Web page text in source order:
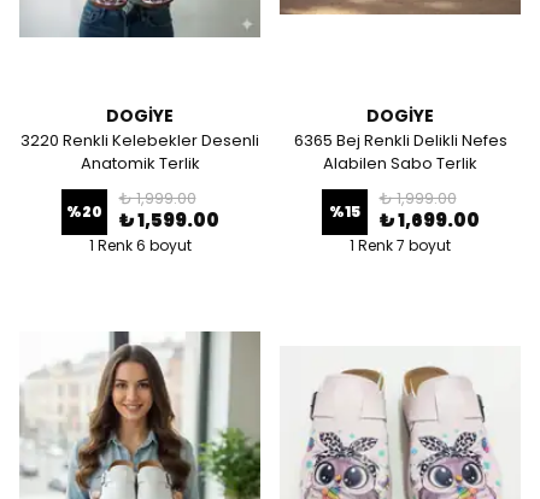
DOGİYE
3220 Renkli Kelebekler Desenli
Anatomik Terlik
%20
₺ 1,999.00
₺ 1,599.00
1 Renk 6 boyut
DOGİYE
6365 Bej Renkli Delikli Nefes
Alabilen Sabo Terlik
%15
₺ 1,999.00
₺ 1,699.00
1 Renk 7 boyut